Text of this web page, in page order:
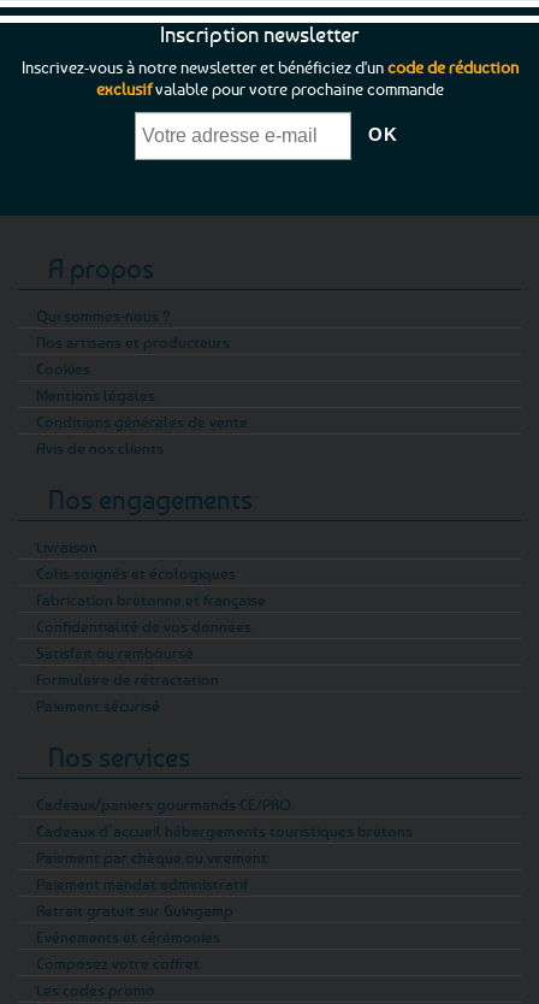
Inscription newsletter
Inscrivez-vous à notre newsletter et bénéficiez d'uncode de réduction
exclusifvalable pour votre prochaine commande
A propos
Qui sommes-nous ?
Nos artisans et producteurs
Cookies
Mentions légales
Conditions générales de vente
Avis de nos clients
Nos engagements
Livraison
Colis soignés et écologiques
Fabrication bretonne et française
Confidentialité de vos données
Satisfait ou remboursé
Formulaire de rétractation
Paiement sécurisé
Nos services
Cadeaux/paniers gourmands CE/PRO
Cadeaux d’accueil hébergements touristiques bretons
Paiement par chèque ou virement
Paiement mandat administratif
Retrait gratuit sur Guingamp
Evénements et cérémonies
Composez votre coffret
Les codes promo